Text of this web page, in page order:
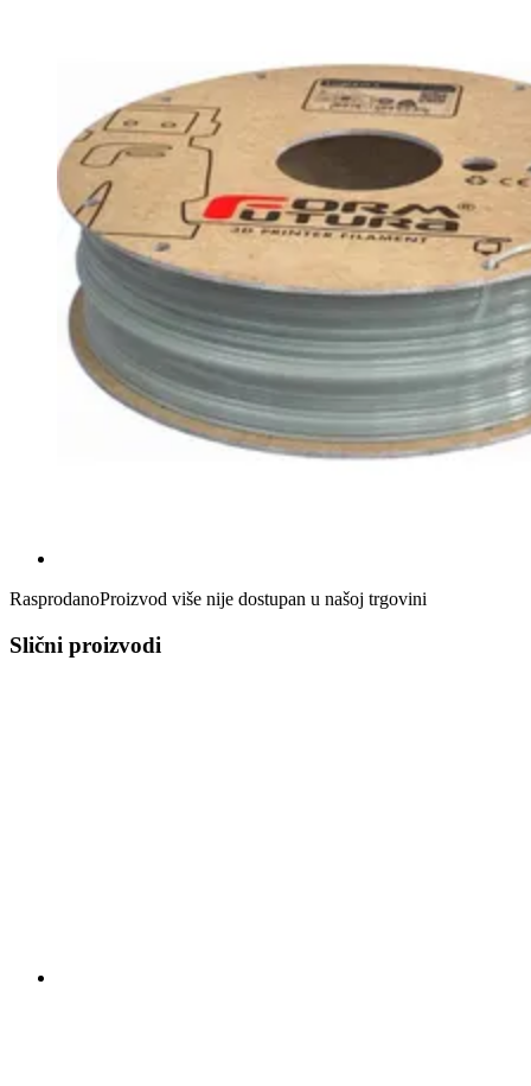
RasprodanoProizvod više nije dostupan u našoj trgovini
Slični proizvodi